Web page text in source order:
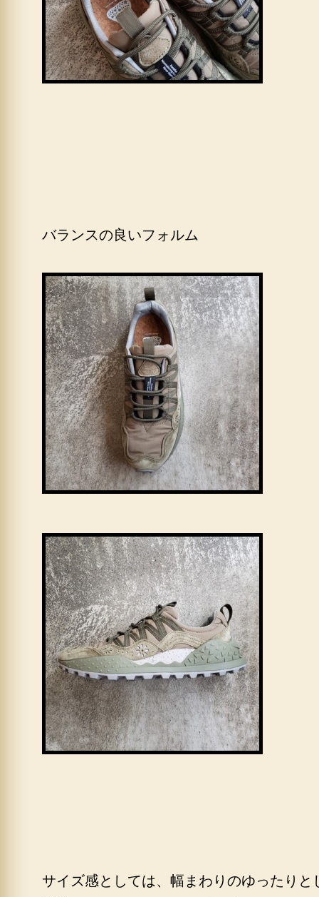
バランスの良いフォルム
サイズ感としては、幅まわりのゆったりと